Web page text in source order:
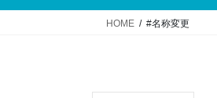
HOME #名称変更